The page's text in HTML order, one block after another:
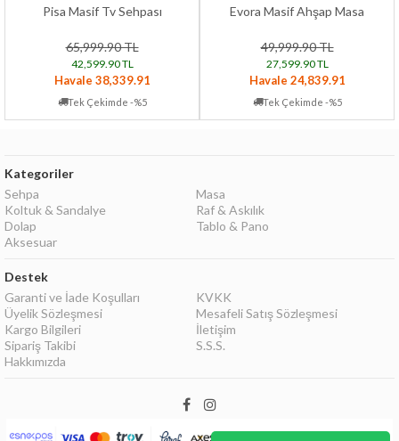
Pisa Masif Tv Sehpası
65,999.90 TL
42,599.90 TL
Havale 38,339.91
Tek Çekimde -%5
Evora Masif Ahşap Masa
49,999.90 TL
27,599.90 TL
Havale 24,839.91
Tek Çekimde -%5
Kategoriler
Sehpa
Masa
Koltuk & Sandalye
Raf & Askılık
Dolap
Tablo & Pano
Aksesuar
Destek
Garanti ve İade Koşulları
KVKK
Üyelik Sözleşmesi
Mesafeli Satış Sözleşmesi
Kargo Bilgileri
İletişim
Sipariş Takibi
S.S.S.
Hakkımızda